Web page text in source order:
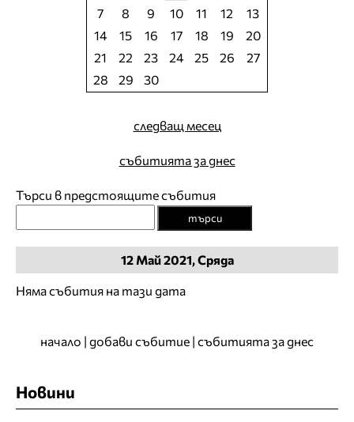
7
8 9 10 11 12
13
14
15 16 17 18 19
20
21
22 23 24 25 26
27
28
29 30
следващ месец
събитията за днес
Търси в предстоящите събития
търси
12 Май2021, Сряда
Няма събития на тази дата
начало | добави събитие | събитията за днес
Новини